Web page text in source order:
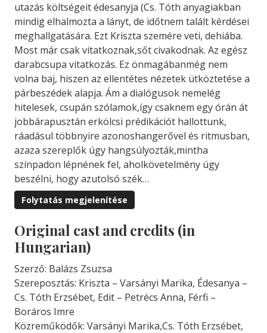
utazás költségeit édesanyja (Cs. Tóth anyagiakban
mindig elhalmozta a lányt, de időtnem talált kérdései
meghallgatására. Ezt Kriszta szemére veti, dehiába.
Most már csak vitatkoznak,sőt civakodnak. Az egész
darabcsupa vitatkozás. Ez önmagábanmég nem
volna baj, hiszen az ellentétes nézetek ütköztetése a
párbeszédek alapja. Ám a dialógusok nemelég
hitelesek, csupán szólamok,így csaknem egy órán át
jobbárapusztán erkölcsi prédikációt hallottunk,
ráadásul többnyire azonoshangerővel és ritmusban,
azaza szereplők úgy hangsúlyozták,mintha
színpadon lépnének fel, aholkövetelmény úgy
beszélni, hogy azutolsó szék…
Folytatás megjelenítése
Original cast and credits (in
Hungarian)
Szerző: Balázs Zsuzsa
Szereposztás: Kriszta – Varsányi Marika, Édesanya –
Cs. Tóth Erzsébet, Edit – Petrécs Anna, Férfi –
Boráros Imre
Közreműködők: Varsányi Marika,Cs. Tóth Erzsébet,